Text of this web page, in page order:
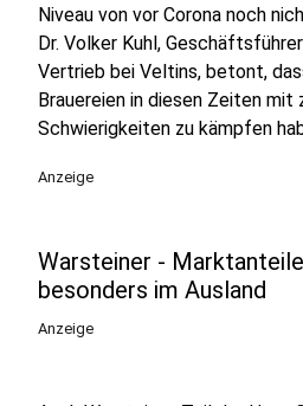
Niveau von vor Corona noch
Dr. Volker Kuhl,
Vertrieb bei Veltins, betont,
Brauereien in diesen Zeiten mit
Schwierigkeiten zu kämpfen
Anzeige
Warsteiner -
besonders im Ausland
Anzeige